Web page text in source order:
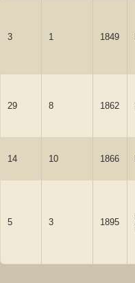
3 1 1849
29 8 1862
14 10 1866
5 3 1895